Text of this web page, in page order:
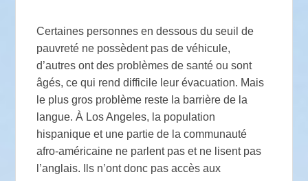
Certaines personnes en dessous du seuil de
pauvreté ne possèdent pas de véhicule,
d’autres ont des problèmes de santé ou sont
âgés, ce qui rend difficile leur évacuation. Mais
le plus gros problème reste la barrière de la
langue. À Los Angeles, la population
hispanique et une partie de la communauté
afro-américaine ne parlent pas et ne lisent pas
l’anglais. Ils n’ont donc pas accès aux